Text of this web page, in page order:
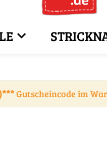
Gutscheincode im